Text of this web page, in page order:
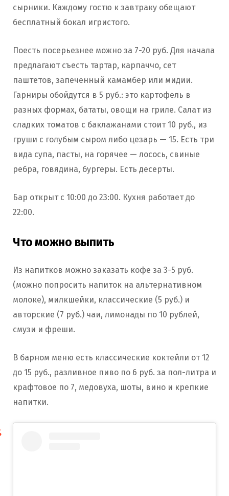
сырники. Каждому гостю к завтраку обещают
бесплатный бокал игристого.
Поесть посерьезнее можно за 7-20 руб. Для начала
предлагают съесть тартар, карпаччо, сет
паштетов, запеченный камамбер или мидии.
Гарниры обойдутся в 5 руб.: это картофель в
разных формах, бататы, овощи на гриле. Салат из
сладких томатов с баклажанами стоит 10 руб., из
груши с голубым сыром либо цезарь — 15. Есть три
вида супа, пасты, на горячее — лосось, свиные
ребра, говядина, бургеры. Есть десерты.
Бар открыт с 10:00 до 23:00. Кухня работает до
22:00.
Что можно выпить
Из напитков можно заказать кофе за 3-5 руб.
(можно попросить напиток на альтернативном
молоке), милкшейки, классические (5 руб.) и
авторские (7 руб.) чаи, лимонады по 10 рублей,
смузи и фреши.
В барном меню есть классические коктейли от 12
до 15 руб., разливное пиво по 6 руб. за пол-литра и
крафтовое по 7, медовуха, шоты, вино и крепкие
напитки.